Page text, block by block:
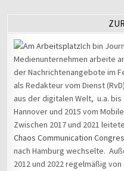
Ich bin
Medienunternehmen arbeite
der Nachrichtenangebote im
als Redakteur vom Dienst
aus der digitalen Welt, u.a. bis
Hannover und 2015 vom
Zwischen 2017 und 2021
Chaos Communication
nach Hamburg wechselte.
2012 und 2022 regelmäßig